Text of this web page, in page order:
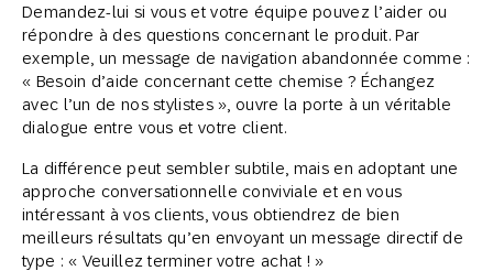
Demandez-lui si vous et votre équipe pouvez l’aider ou
répondre à des questions concernant le produit. Par
exemple, un message de navigation abandonnée comme :
« Besoin d’aide concernant cette chemise ? Échangez
avec l’un de nos stylistes », ouvre la porte à un véritable
dialogue entre vous et votre client.
La différence peut sembler subtile, mais en adoptant une
approche conversationnelle conviviale et en vous
intéressant à vos clients, vous obtiendrez de bien
meilleurs résultats qu’en envoyant un message directif de
type : « Veuillez terminer votre achat ! »